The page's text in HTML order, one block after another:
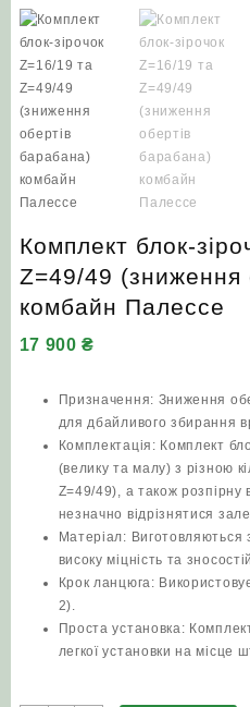
Комплект блок-
Z=49/49 (зниження
комбайн Палессе
17 900₴
Призначення: Зниження
для дбайливого збирання
Комплектація: Комплект
(велику та малу) з різною
Z=49/49), а також розпірну
незначно відрізнятися
Матеріал: Виготовляються
високу міцність та
Крок ланцюга:
2).
Проста установка:
легкої установки на місце